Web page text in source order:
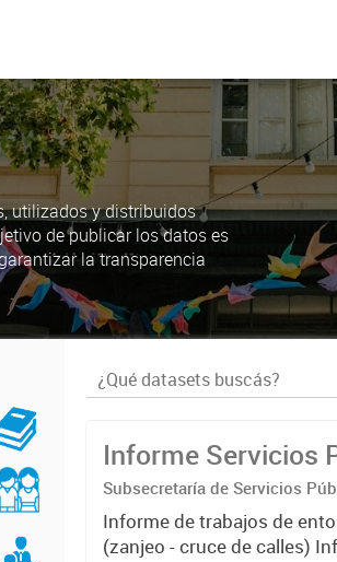
utilizados y distribuidos
de publicar los datos es
la transparencia
Informe Servicios
Subsecretaría de Servicios
Informe de trabajos de
(zanjeo - cruce de calles)